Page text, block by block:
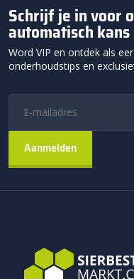
Schrijf je in voor
automatisch kans
Word VIP en ontdek als
onderhoudstips en